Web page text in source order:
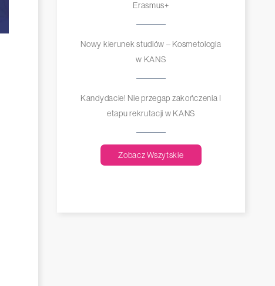
Erasmus+
Nowy kierunek studiów – Kosmetologia
w KANS
Kandydacie! Nie przegap zakończenia I
etapu rekrutacji w KANS
Zobacz Wszytskie